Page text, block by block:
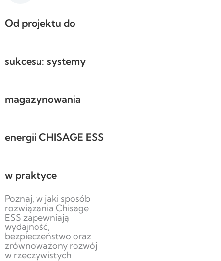
Od projektu do
sukcesu: systemy
magazynowania
energii CHISAGE ESS
w praktyce
Poznaj, w jaki sposób
rozwiązania Chisage
ESS zapewniają
wydajność,
bezpieczeństwo oraz
zrównoważony rozwój
w rzeczywistych